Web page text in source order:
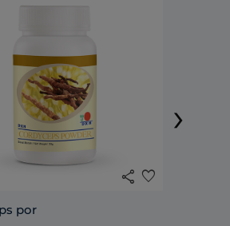
share favorite
por
›